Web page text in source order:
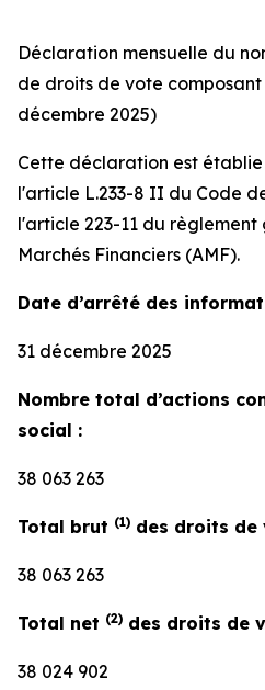
Déclaration mensuelle du
de droits de vote
décembre 2025)
Cette déclaration est
l'article L.233-8 II du Code
l'article 223-11 du
Marchés Financiers (AMF).
Date d’arrêté des
31 décembre 2025
Nombre total d’actions
social :
38 063 263
Total brut (1) des droits de
38 063 263
Total net (2) des droits de
38 024 902